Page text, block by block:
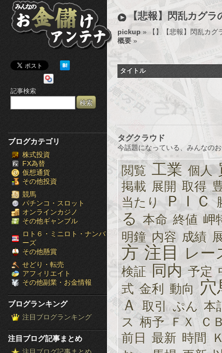
み
ん
な
の
お
金
儲
け
ア
ン
テ
ナ
［ブ
ロ
グ
ラ
ン
キ
ン
記事検索
ブログカテゴリ
株式投資
FX為替
仮想通貨
その他投資
競馬
パチンコ・スロット
オンラインカジノ
その他ギャンブル
ロト６・ミニロト・ナンバ
ーズ
その他懸賞
せどり・転売
アフィリエイト
その他副業・お金情報
ブログランキング
注目ブログランキング
注目ブログ記事まとめ
【悲報】閃乱カグ
pickup » 【 】【悲報】閃乱カ
概要»
タイトル
タグクラウド
今話題になっている、みんなの
閲覧 工業 個人
掲載 展開 取得
当たり
ＰＩＣ
る 本命 終値 岬
明鐘 内容 成績
方 注目 レー
検証 同内 予定
式 金利 動向 穴
Ａ 取引 ぷん 本
ス 柄予 ＦＸ Ｃ
前日
最新 時間